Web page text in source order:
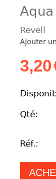
Revell
Ajouter
3,20
Qté:
Réf.: